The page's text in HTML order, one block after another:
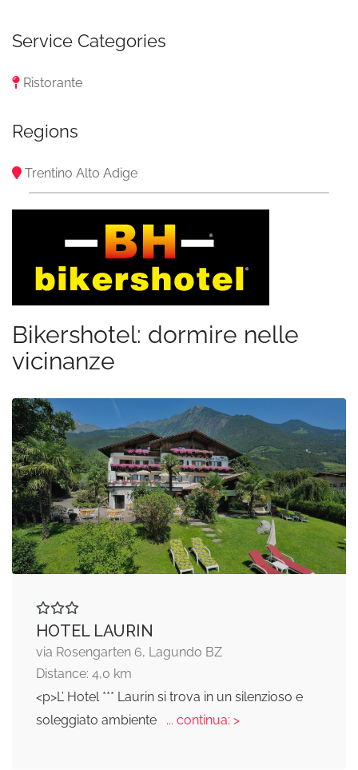
Service Categories
Ristorante
Regions
Trentino Alto Adige
Bikershotel: dormire nelle
vicinanze
HOTEL LAURIN
via Rosengarten 6, Lagundo BZ
Distance: 4,0 km
<p>L’ Hotel *** Laurin si trova in un silenzioso e
soleggiato ambiente
... continua: >